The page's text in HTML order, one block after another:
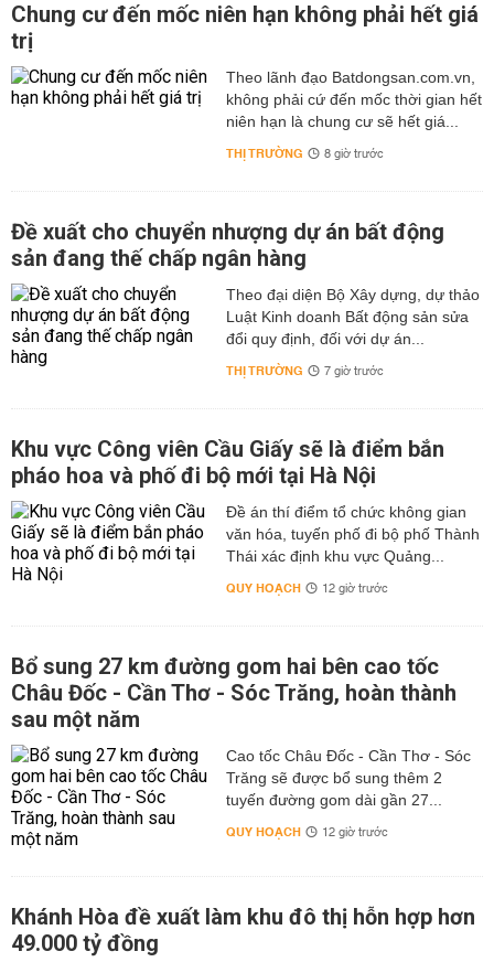
Chung cư đến mốc niên hạn không phải hết giá
trị
Theo lãnh đạo Batdongsan.com.vn,
không phải cứ đến mốc thời gian hết
niên hạn là chung cư sẽ hết giá...
THỊ TRƯỜNG 8 giờ trước
Đề xuất cho chuyển nhượng dự án bất động
sản đang thế chấp ngân hàng
Theo đại diện Bộ Xây dựng, dự thảo
Luật Kinh doanh Bất động sản sửa
đổi quy định, đối với dự án...
THỊ TRƯỜNG 7 giờ trước
Khu vực Công viên Cầu Giấy sẽ là điểm bắn
pháo hoa và phố đi bộ mới tại Hà Nội
Đề án thí điểm tổ chức không gian
văn hóa, tuyến phố đi bộ phố Thành
Thái xác định khu vực Quảng...
QUY HOẠCH 12 giờ trước
Bổ sung 27 km đường gom hai bên cao tốc
Châu Đốc - Cần Thơ - Sóc Trăng, hoàn thành
sau một năm
Cao tốc Châu Đốc - Cần Thơ - Sóc
Trăng sẽ được bổ sung thêm 2
tuyến đường gom dài gần 27...
QUY HOẠCH 12 giờ trước
Khánh Hòa đề xuất làm khu đô thị hỗn hợp hơn
49.000 tỷ đồng